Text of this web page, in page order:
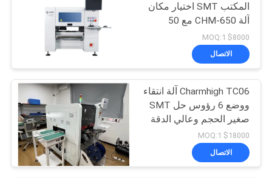
آلة SMD Pick و Place
19
8
المكتب SMT اختيار مكان
آلة CHM-650 مع 50
المغذيات
$8000 MOQ:1
الاتصال
Charmhigh TC06 آلة انتقاء
ووضع 6 رؤوس حل SMT
صغير الحجم وعالي الدقة
$18000 MOQ:1
الاتصال